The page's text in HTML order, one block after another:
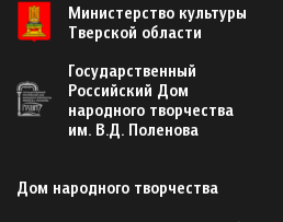
Министерство культуры
Тверской области
Государственный
Российский Дом
народного творчества
им. В.Д. Поленова
Дом народного творчества